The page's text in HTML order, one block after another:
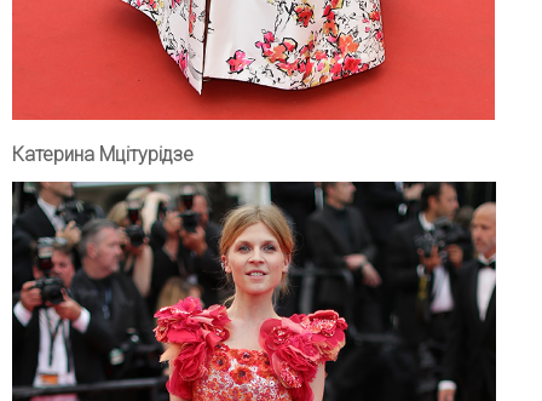
Катерина Мцітурідзе